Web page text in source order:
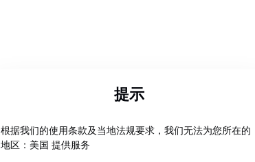
提示
根据我们的使用条款及当地法规要求，我们无法为您所在的
地区：美国 提供服务